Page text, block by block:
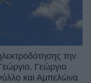
την
Γεώργιο
και Αμπελώνα